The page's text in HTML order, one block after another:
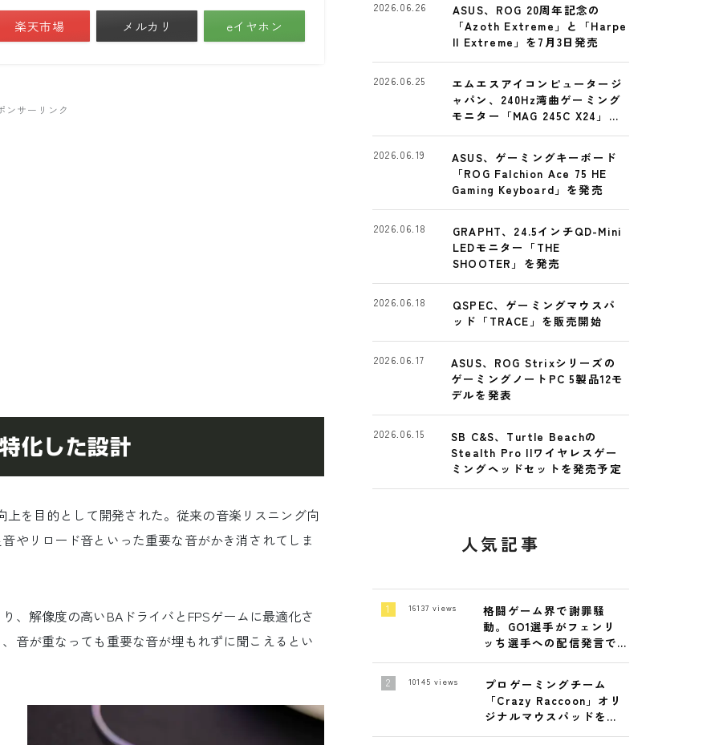
楽天市場 メルカリ eイヤホン
ンサーリンク
化した設計
を目的として開発された。従来の音楽リスニング向
やリロード音といった重要な音がかき消されてしま
解像度の高いBAドライバとFPSゲームに最適化さ
音が重なっても重要な音が埋もれずに聞こえるとい
ASUS、ROG 20周年記念の
「Azoth Extreme」と「Harpe
II Extreme」を7月3日発売
2026.06.26
エムエスアイコンピュータージ
ャパン、240Hz湾曲ゲーミング
モニター「MAG 245C X24」発
売
2026.06.25
ASUS、ゲーミングキーボード
「ROG Falchion Ace 75 HE
Gaming Keyboard」を発売
2026.06.19
GRAPHT、24.5インチQD-Mini
LEDモニター「THE
SHOOTER」を発売
2026.06.18
QSPEC、ゲーミングマウスパ
ッド「TRACE」を販売開始
2026.06.18
ASUS、ROG Strixシリーズの
ゲーミングノートPC 5製品12モ
デルを発表
2026.06.17
SB C&S、Turtle Beachの
Stealth Pro IIワイヤレスゲー
ミングヘッドセットを発売予定
2026.06.15
人気記事
格闘ゲーム界で謝罪騒
動。GO1選手がフェンリ
ッち選手への配信発言で
16137 views
プロゲーミングチーム
「Crazy Raccoon」オリ
ジナルマウスパッドを発
10145 views